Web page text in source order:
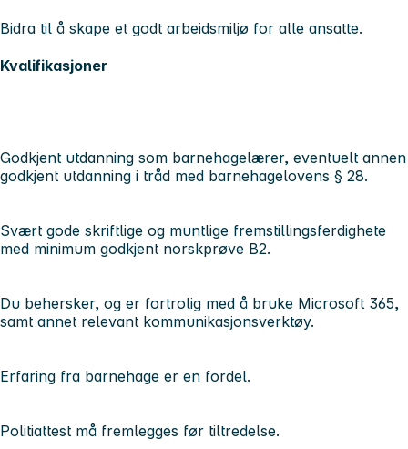
Bidra til å skape et godt arbeidsmiljø for alle ansatte.
Kvalifikasjoner
Godkjent utdanning som barnehagelærer, eventuelt annen
godkjent utdanning i tråd med barnehagelovens § 28.
Svært gode skriftlige og muntlige fremstillingsferdighete
med minimum godkjent norskprøve B2.
Du behersker, og er fortrolig med å bruke Microsoft 365,
samt annet relevant kommunikasjonsverktøy.
Erfaring fra barnehage er en fordel.
Politiattest må fremlegges før tiltredelse.